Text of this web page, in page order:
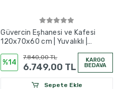
Güvercin Eşhanesi ve Kafesi
120x70x60 cm | Yuvalıklı |
%14
7.840,00 TL
6.749,00 TL
KARGO
BEDAVA
Sepete Ekle